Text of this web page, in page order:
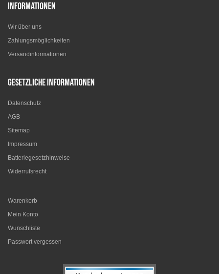
Informationen
Wir über uns
Zahlungsmöglichkeiten
Versandinformationen
Gesetzliche Informationen
Datenschutz
AGB
Sitemap
Impressum
Batteriegesetzhinweise
Widerrufsrecht
Warenkorb
Mein Konto
Wunschliste
Passwort vergessen